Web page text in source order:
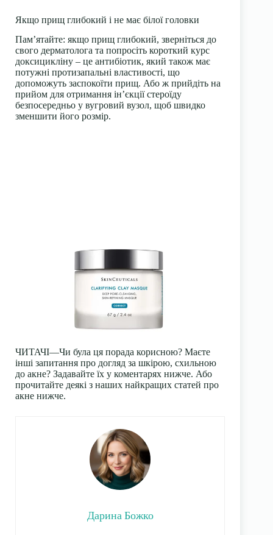
Якщо прищ глибокий і не має білої головки
Пам’ятайте: якщо прищ глибокий, зверніться до
свого дерматолога та попросіть короткий курс
доксицикліну – це антибіотик, який також має
потужні протизапальні властивості, що
допоможуть заспокоїти прищ. Або ж прийдіть на
прийом для отримання ін’єкції стероїду
безпосередньо у вугровий вузол, щоб швидко
зменшити його розмір.
ЧИТАЧІ—Чи була ця порада корисною? Маєте
інші запитання про догляд за шкірою, схильною
до акне? Задавайте їх у коментарях нижче. Або
прочитайте деякі з наших найкращих статей про
акне нижче.
Дарина Божко